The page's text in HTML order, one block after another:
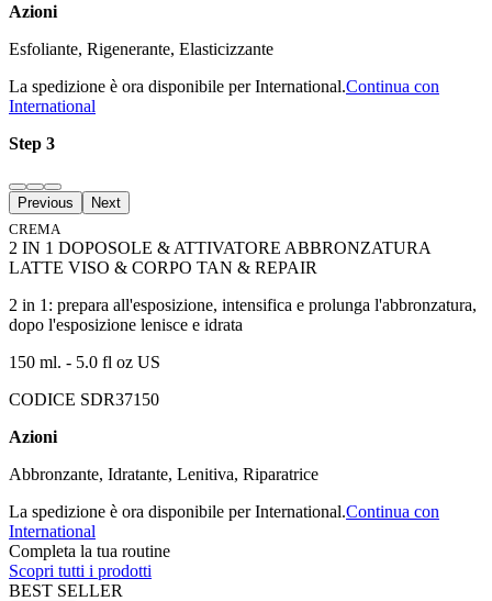
Azioni
Esfoliante, Rigenerante, Elasticizzante
La spedizione è ora disponibile per International.Continua con
International
Step 3
Previous
Next
CREMA
2 IN 1 DOPOSOLE & ATTIVATORE ABBRONZATURA
LATTE VISO & CORPO TAN & REPAIR
2 in 1: prepara all'esposizione, intensifica e prolunga l'abbronzatura,
dopo l'esposizione lenisce e idrata
150 ml. - 5.0 fl oz US
CODICE SDR37150
Azioni
Abbronzante, Idratante, Lenitiva, Riparatrice
La spedizione è ora disponibile per International.Continua con
International
Completa la tua routine
Scopri tutti i prodotti
BEST SELLER